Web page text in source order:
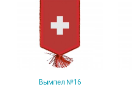
Вымпел №16